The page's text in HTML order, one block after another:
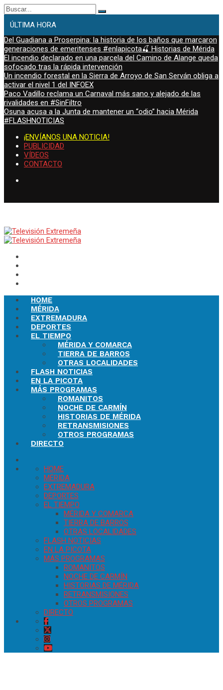
Buscar:
ÚLTIMA HORA
Del Guadiana a Proserpina: la historia de los baños que marcaron
generaciones de emeritenses #enlapicota🍒 Historias de Mérida
El incendio declarado en una parcela del Camino de Alange queda
sofocado tras la rápida intervención
Un incendio forestal en la Sierra de Arroyo de San Serván obliga a
activar el nivel 1 del INFOEX
Paco Vadillo reclama un Carnaval más sano y alejado de las
rivalidades en #SinFiltro
Osuna acusa a la Junta de mantener un “odio” hacia Mérida
#FLASHNOTICIAS
¡ENVÍANOS UNA NOTICIA!
PUBLICIDAD
VÍDEOS
CONTACTO
HOME
MÉRIDA
EXTREMADURA
DEPORTES
EL TIEMPO
MÉRIDA Y COMARCA
TIERRA DE BARROS
OTRAS LOCALIDADES
FLASH NOTICIAS
EN LA PICOTA
MÁS PROGRAMAS
ROMANITOS
NOCHE DE CARMÍN
HISTORIAS DE MÉRIDA
RETRANSMISIONES
OTROS PROGRAMAS
DIRECTO
HOME
MÉRIDA
EXTREMADURA
DEPORTES
EL TIEMPO
MÉRIDA Y COMARCA
TIERRA DE BARROS
OTRAS LOCALIDADES
FLASH NOTICIAS
EN LA PICOTA
MÁS PROGRAMAS
ROMANITOS
NOCHE DE CARMÍN
HISTORIAS DE MÉRIDA
RETRANSMISIONES
OTROS PROGRAMAS
DIRECTO